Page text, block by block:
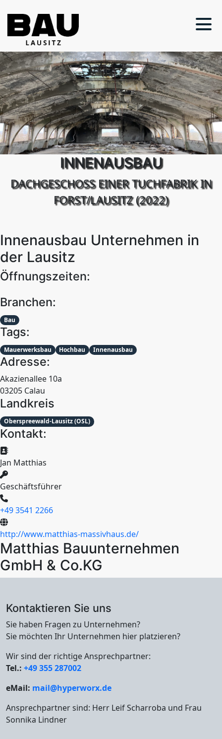
INNENAUSBAU
DACHGESCHOSS EINER TUCHFABRIK IN
FORST/LAUSITZ (2022)
Innenausbau Unternehmen in
der Lausitz
Öffnungszeiten:
Branchen:
Bau
Tags:
Mauerwerksbau Hochbau Innenausbau
Adresse:
Akazienallee 10a
03205 Calau
Landkreis
Oberspreewald-Lausitz (OSL)
Kontakt:
Jan Matthias
Geschäftsführer
+49 3541 2266
http://www.matthias-massivhaus.de/
Matthias Bauunternehmen
GmbH & Co.KG
Kontaktieren Sie uns
Sie haben Fragen zu Unternehmen?
Sie möchten Ihr Unternehmen hier platzieren?
Wir sind der richtige Ansprechpartner:
Tel.: +49 355 287002
eMail: mail@hyperworx.de
Ansprechpartner sind: Herr Leif Scharroba und Frau
Sonnika Lindner